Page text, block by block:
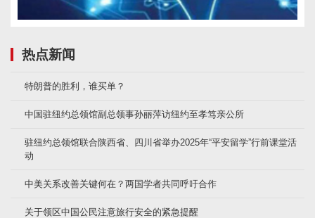
热点新闻
特朗普的胜利，谁买单？
中国驻纽约总领馆副总领事孙丽萍访纽约至孝笃亲公所
驻纽约总领馆联合陕西省、四川省举办2025年“平安留学”行前课堂活
动
中美关系改善关键何在？两国学者共同呼吁合作
关于领区中国公民注意旅行安全的紧急提醒